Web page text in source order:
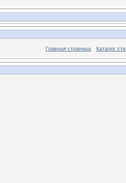
Главная страница Каталог